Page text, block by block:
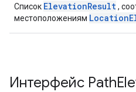
Список ElevationResult,
местоположениям
Интерфейс Path